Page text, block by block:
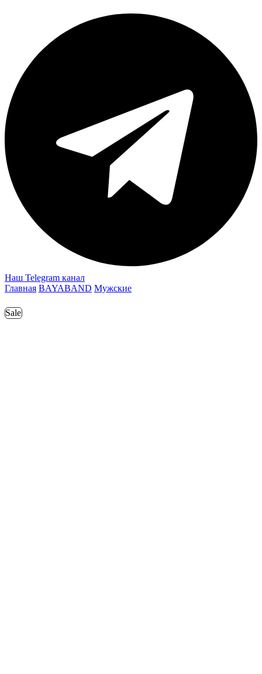
Наш Telegram канал
Главная BAYABAND Мужские
Sale